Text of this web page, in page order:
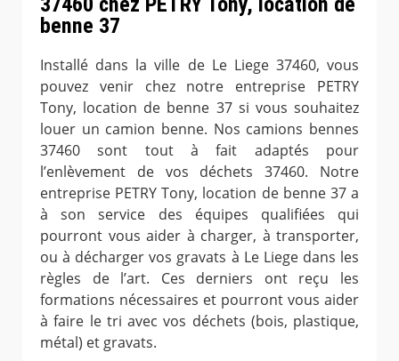
benne 37
Installé dans la ville de Le Liege 37460, vous
pouvez venir chez notre entreprise PETRY
Tony, location de benne 37 si vous souhaitez
louer un camion benne. Nos camions bennes
37460 sont tout à fait adaptés pour
l’enlèvement de vos déchets 37460. Notre
entreprise PETRY Tony, location de benne 37 a
à son service des équipes qualifiées qui
pourront vous aider à charger, à transporter,
ou à décharger vos gravats à Le Liege dans les
règles de l’art. Ces derniers ont reçu les
formations nécessaires et pourront vous aider
à faire le tri avec vos déchets (bois, plastique,
métal) et gravats.